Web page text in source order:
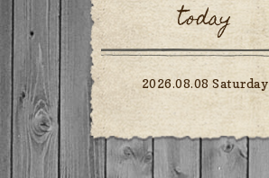
today
2026.08.08 Saturday